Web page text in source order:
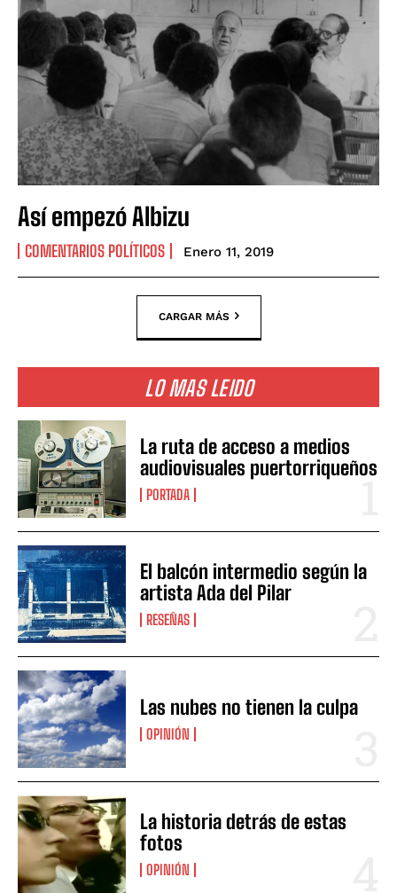
Así empezó Albizu
COMENTARIOS POLÍTICOS Enero 11, 2019
CARGAR MÁS
LO MAS LEIDO
La ruta de acceso a medios
audiovisuales puertorriqueños
PORTADA
El balcón intermedio según la
artista Ada del Pilar
RESEÑAS
Las nubes no tienen la culpa
OPINIÓN
La historia detrás de estas
fotos
OPINIÓN